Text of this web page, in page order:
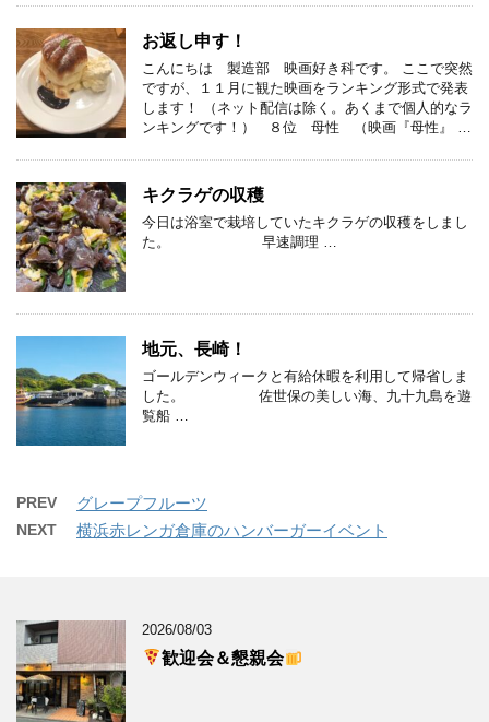
お返し申す！
こんにちは 製造部 映画好き科です。 ここで突然
ですが、１１月に観た映画をランキング形式で発表
します！ （ネット配信は除く。あくまで個人的なラ
ンキングです！） ８位 母性 （映画『母性』 …
キクラゲの収穫
今日は浴室で栽培していたキクラゲの収穫をしまし
た。 早速調理 …
地元、長崎！
ゴールデンウィークと有給休暇を利用して帰省しま
した。 佐世保の美しい海、九十九島を遊
覧船 …
PREV グレープフルーツ
NEXT 横浜赤レンガ倉庫のハンバーガーイベント
2026/08/03
歓迎会＆懇親会